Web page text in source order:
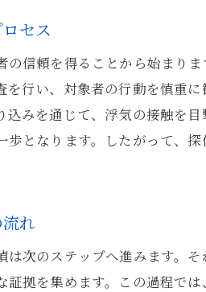
探偵が依頼者の
感情的なつながりを
探偵が明かす感
感情的つながり
探偵の視点で見
セス
信頼を得ることから始まり
行い、対象者の行動を慎重
みを通じて、浮気の接触を
となります。したがって、
れ
次のステップへ進みます。
拠を集めます。この過程で